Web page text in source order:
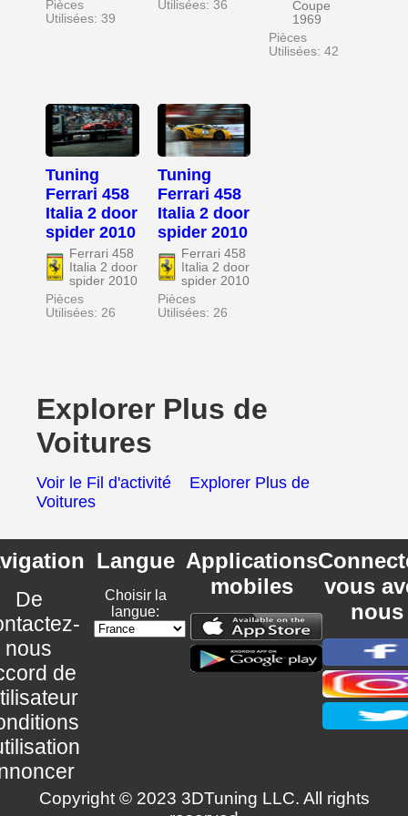
Pièces
Utilisées: 39
Utilisées: 36
Coupe
1969
Pièces
Utilisées: 42
Tuning
Ferrari 458
Italia 2 door
spider 2010
Ferrari 458
Italia 2 door
spider 2010
Pièces
Utilisées: 26
Tuning
Ferrari 458
Italia 2 door
spider 2010
Ferrari 458
Italia 2 door
spider 2010
Pièces
Utilisées: 26
Explorer Plus de
Voitures
Voir le Fil d'activité
Explorer Plus de
Voitures
De
nous
de
Langue
Choisir la
langue:
Applications
mobiles
vous
nous
Copyright © 2023 3DTuning LLC. All rights